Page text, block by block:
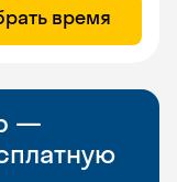
время
—